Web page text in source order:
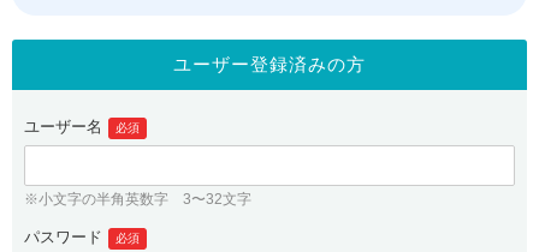
.jpドメインオークション
gTLDオークション NEW!
.jpドメインバックオーダー
プレミアムドメイン
人気ドメインの種類
紹介制度
バリュードメインAPI
ドメイン・ホスティングOEM
ログイン
従来のバリュードメインをご利用希望の方
ユーザー登録
ユーザー登録済みの方
ユーザー名 必須
※小文字の半角英数字 3〜32文字
パスワード 必須